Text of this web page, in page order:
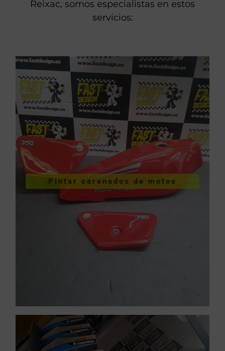
forma al diseño que estaba en tu mente.
pintar motos de Corbera de
servicios:
Pintar carenados de motos
Pintar carenados de
motos
VER PINTURA DE CARENADOS